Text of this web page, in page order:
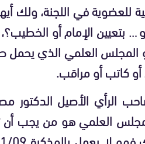
في اللجنة، ولك
… بتعيين الإمام أو
المجلس العلمي الذي
كاتب أو مراقب.
صاحب الرأي الأصيل
العلمي هو من يجب أن